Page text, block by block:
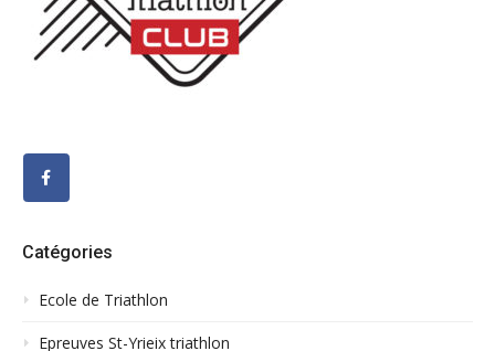
Catégories
Ecole de Triathlon
Epreuves St-Yrieix triathlon